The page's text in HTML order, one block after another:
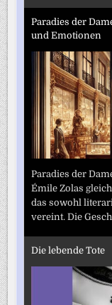
Paradies der
und Emotionen
Paradies der
Émile Zolas
das sowohl
vereint. Die
Die lebende Tote